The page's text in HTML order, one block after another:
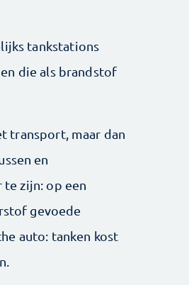
tankstations
die als brandstof
transport, maar dan
en
zijn: op een
gevoede
auto: tanken kost